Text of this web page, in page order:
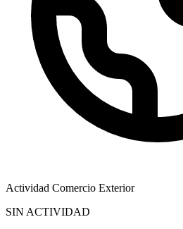
Actividad Comercio Exterior
SIN ACTIVIDAD